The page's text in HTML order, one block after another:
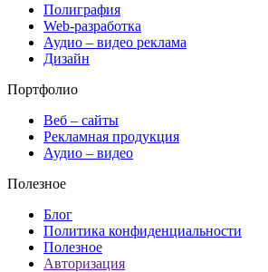
Полиграфия
Web-разработка
Аудио – видео реклама
Дизайн
Портфолио
Веб – сайты
Рекламная продукция
Аудио – видео
Полезное
Блог
Политика конфиденциальности
Полезное
Авторизация